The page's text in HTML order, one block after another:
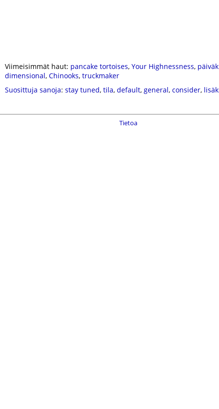
Viimeisimmät haut: pancake tortoises, Your Highnessness,
dimensional, Chinooks, truckmaker
Suosittuja sanoja: stay tuned, tila, default, general, consider,
Tietoa